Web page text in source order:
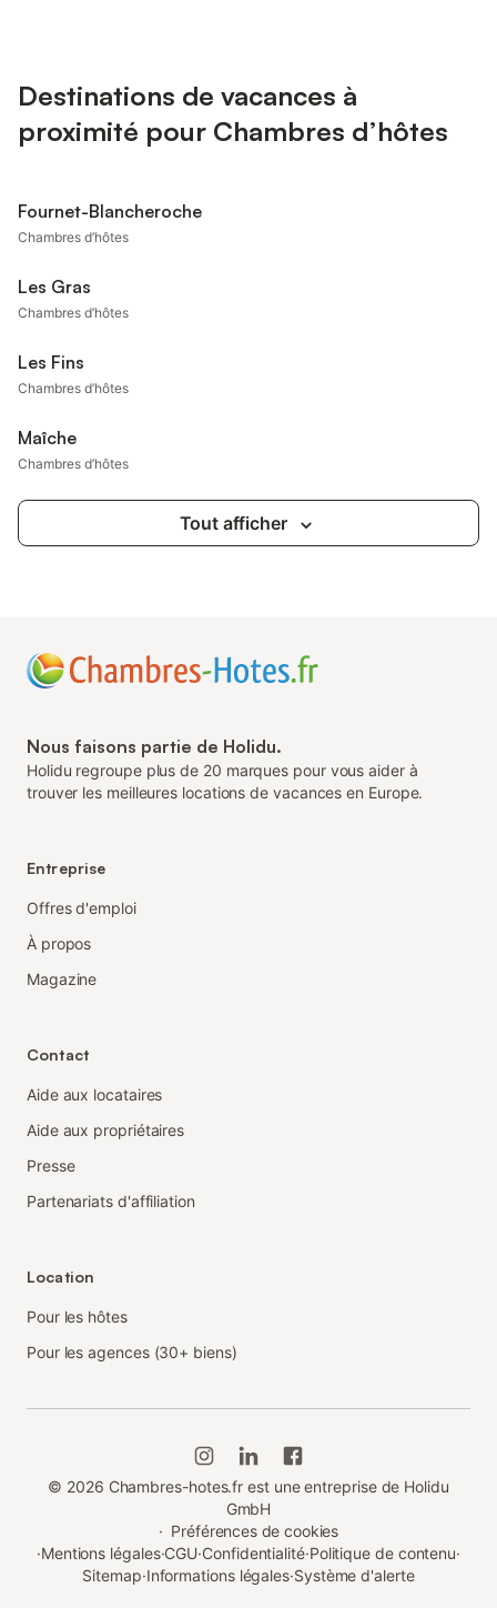
Destinations de vacances à
proximité pour Chambres d’hôtes
Fournet-Blancheroche
Chambres d’hôtes
Les Gras
Chambres d’hôtes
Les Fins
Chambres d’hôtes
Maîche
Chambres d’hôtes
Tout afficher
Nous faisons partie de Holidu.
Holidu regroupe plus de 20 marques pour vous aider à
trouver les meilleures locations de vacances en Europe.
Entreprise
Offres d'emploi
À propos
Magazine
Contact
Aide aux locataires
Aide aux propriétaires
Presse
Partenariats d'affiliation
Location
Pour les hôtes
Pour les agences (30+ biens)
© 2026 Chambres-hotes.fr est une entreprise de Holidu
GmbH
· Préférences de cookies
·Mentions légales·CGU·Confidentialité·Politique de contenu·
Sitemap·Informations légales·Système d'alerte